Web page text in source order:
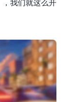
，我们就这么开